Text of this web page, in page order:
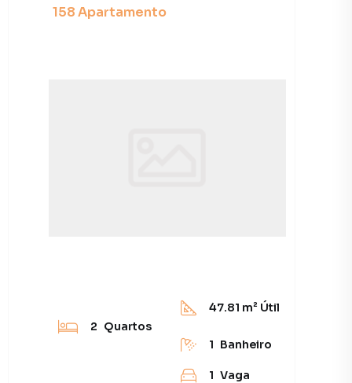
158 Apartamento
2 Quartos
47.81 m² Útil
1 Banheiro
1 Vaga